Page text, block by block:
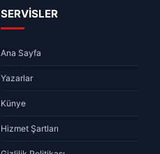
SERVİSLER
Ana Sayfa
Yazarlar
Künye
Hizmet Şartları